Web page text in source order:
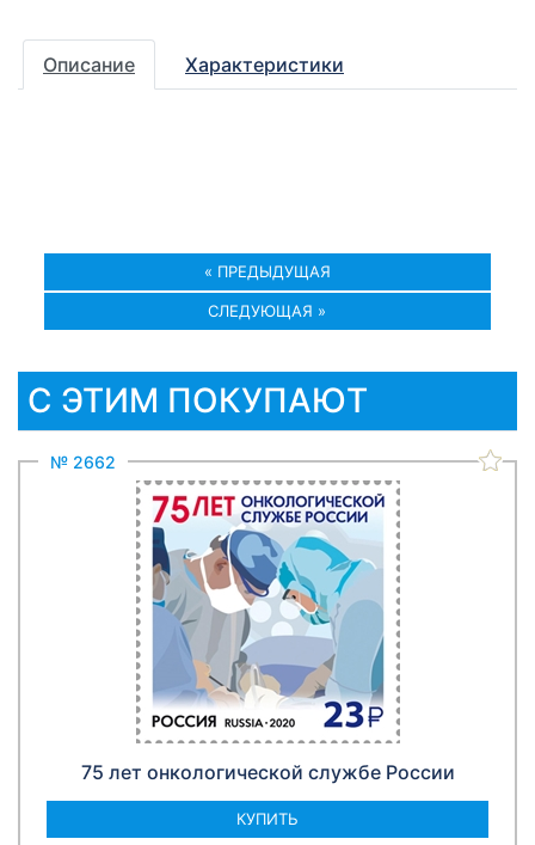
Описание Характеристики
« ПРЕДЫДУЩАЯ
СЛЕДУЮЩАЯ »
С ЭТИМ ПОКУПАЮТ
№ 2662
75 лет онкологической службе России
КУПИТЬ